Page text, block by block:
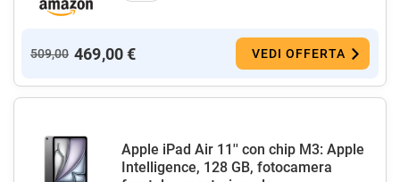
509,00 469,00 € VEDI OFFERTA
Apple iPad Air 11'' con chip M3: Apple
Intelligence, 128 GB, fotocamera